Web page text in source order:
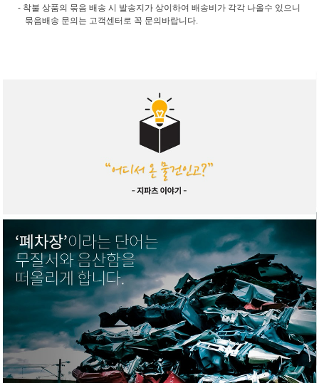
- 착불 상품의 묶음 배송 시 발송지가 상이하여 배송비가 각각 나올수 있으니
묶음배송 문의는 고객센터로 꼭 문의바랍니다.